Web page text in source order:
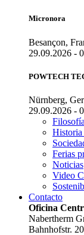
Micronora
Besançon,
29.09.2026 -
POWTECH
Nürnberg,
29.09.2026 -
Filosofía
Historia
Ferias
Noticias
Video
Contacto
Oficina
Nabertherm
Bahnhofstr. 20